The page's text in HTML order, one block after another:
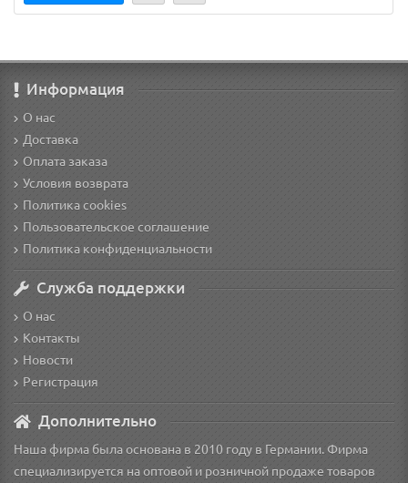
Информация
О нас
Доставка
Оплата заказа
Условия возврата
Политика cookies
Пользовательское соглашение
Политика конфиденциальности
Служба поддержки
О нас
Контакты
Новости
Регистрация
Дополнительно
Наша фирма была основана в 2010 году в Германии. Фирма
специализируется на оптовой и розничной продаже товаров